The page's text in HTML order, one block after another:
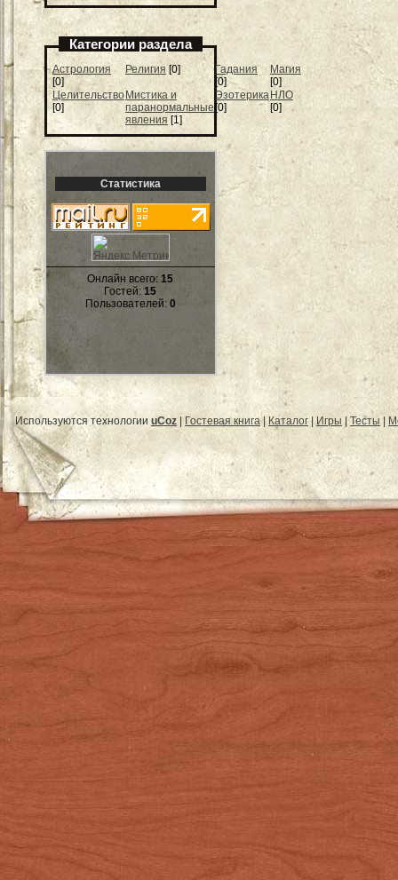
Категории раздела
Астрология
[0]
Религия [0]
Гадания
[0]
Магия
[0]
Целительство
[0]
Мистика и
паранормальные
явления [1]
Эзотерика
[0]
НЛО
[0]
Статистика
Онлайн всего:15
Гостей:15
Пользователей: 0
Используются технологии uCoz Гостевая книга Каталог Игры Тесты